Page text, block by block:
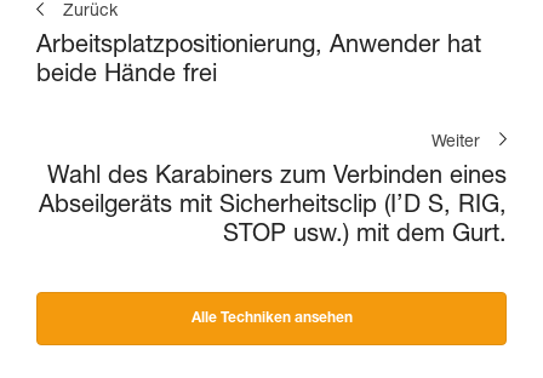
Zurück
Arbeitsplatzpositionierung, Anwender hat
beide Hände frei
Weiter
Wahl des Karabiners zum Verbinden eines
Abseilgeräts mit Sicherheitsclip (I’D S, RIG,
STOP usw.) mit dem Gurt.
Alle Techniken ansehen